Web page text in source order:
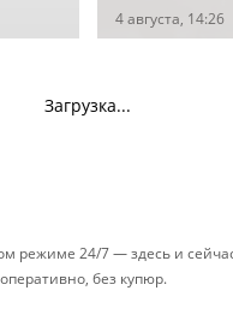
4 августа, 14:26
Загрузка...
режиме 24/7 — здесь и
без купюр.